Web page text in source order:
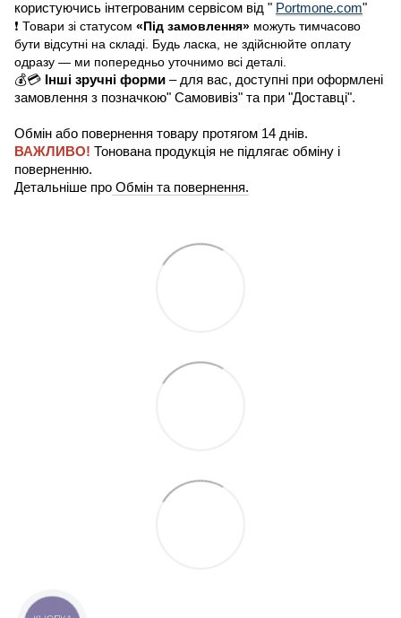
користуючись інтегрованим сервісом від " Portmone.com"
❗ Товари зі статусом «Під замовлення» можуть тимчасово
бути відсутні на складі. Будь ласка, не здійснюйте оплату
одразу — ми попередньо уточнимо всі деталі.
💰💳 Інші зручні форми – для вас, доступні при оформлені
замовлення з позначкою" Самовивіз" та при "Доставці".
Обмін або повернення товару протягом 14 днів.
ВАЖЛИВО! Тонована продукція не підлягає обміну і
поверненню.
Детальніше про Обмін та повернення.